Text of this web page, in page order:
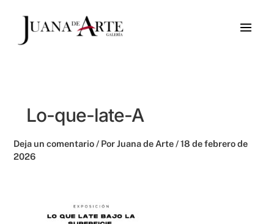
Lo-que-late-A
Deja un comentario / PorJuana de Arte/18 de febrero de
2026